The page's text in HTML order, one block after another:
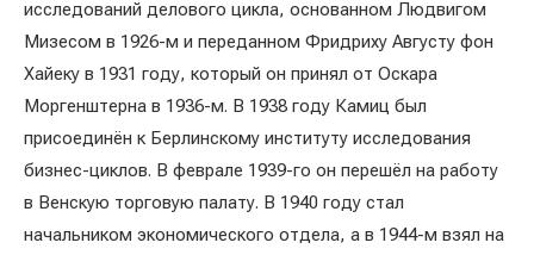
исследований делового цикла, основанном Людвигом
Мизесом в 1926-м и переданном Фридриху Августу фон
Хайеку в 1931 году, который он принял от Оскара
Моргенштерна в 1936-м. В 1938 году Камиц был
присоединён к Берлинскому институту исследования
бизнес-циклов. В феврале 1939-го он перешёл на работу
в Венскую торговую палату. В 1940 году стал
начальником экономического отдела, а в 1944-м взял на